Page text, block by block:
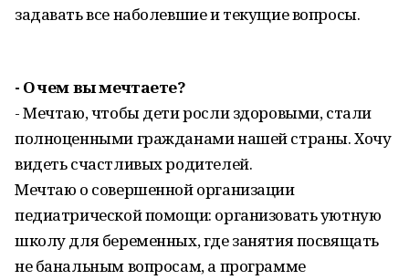
задавать все наболевшие и текущие вопросы.
- О чем вы мечтаете?
- Мечтаю, чтобы дети росли здоровыми, стали
полноценными гражданами нашей страны. Хочу
видеть счастливых родителей.
Мечтаю о совершенной организации
педиатрической помощи: организовать уютную
школу для беременных, где занятия посвящать
не банальным вопросам, а программе